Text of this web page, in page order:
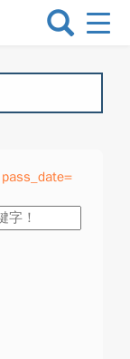
選
換
pass_date=